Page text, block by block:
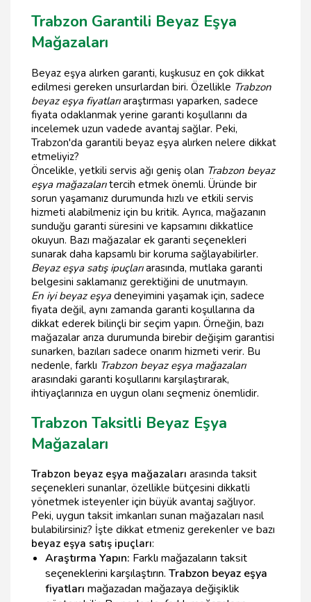
Trabzon Garantili Beyaz Eşya
Mağazaları
Beyaz eşya alırken garanti, kuşkusuz en çok dikkat
edilmesi gereken unsurlardan biri. Özellikle Trabzon
beyaz eşya fiyatlarıaraştırması yaparken, sadece
fiyata odaklanmak yerine garanti koşullarını da
incelemek uzun vadede avantaj sağlar. Peki,
Trabzon'da garantili beyaz eşya alırken nelere dikkat
etmeliyiz?
Öncelikle, yetkili servis ağı geniş olan Trabzon beyaz
eşya mağazalarıtercih etmek önemli. Üründe bir
sorun yaşamanız durumunda hızlı ve etkili servis
hizmeti alabilmeniz için bu kritik. Ayrıca, mağazanın
sunduğu garanti süresini ve kapsamını dikkatlice
okuyun. Bazı mağazalar ek garanti seçenekleri
sunarak daha kapsamlı bir koruma sağlayabilirler.
Beyaz eşya satış ipuçlarıarasında, mutlaka garanti
belgesini saklamanız gerektiğini de unutmayın.
En iyi beyaz eşyadeneyimini yaşamak için, sadece
fiyata değil, aynı zamanda garanti koşullarına da
dikkat ederek bilinçli bir seçim yapın. Örneğin, bazı
mağazalar arıza durumunda birebir değişim garantisi
sunarken, bazıları sadece onarım hizmeti verir. Bu
nedenle, farklı Trabzon beyaz eşya mağazaları
arasındaki garanti koşullarını karşılaştırarak,
ihtiyaçlarınıza en uygun olanı seçmeniz önemlidir.
Trabzon Taksitli Beyaz Eşya
Mağazaları
Trabzon beyaz eşya mağazaları arasında taksit
seçenekleri sunanlar, özellikle bütçesini dikkatli
yönetmek isteyenler için büyük avantaj sağlıyor.
Peki, uygun taksit imkanları sunan mağazaları nasıl
bulabilirsiniz? İşte dikkat etmeniz gerekenler ve bazı
beyaz eşya satış ipuçları:
Araştırma Yapın: Farklı mağazaların taksit
seçeneklerini karşılaştırın. Trabzon beyaz eşya
fiyatları mağazadan mağazaya değişiklik